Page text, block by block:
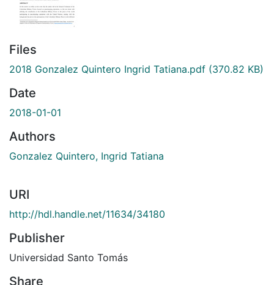
Files
2018 Gonzalez Quintero Ingrid Tatiana.pdf (370.82 KB)
Date
2018-01-01
Authors
Gonzalez Quintero, Ingrid Tatiana
URI
http://hdl.handle.net/11634/34180
Publisher
Universidad Santo Tomás
Share